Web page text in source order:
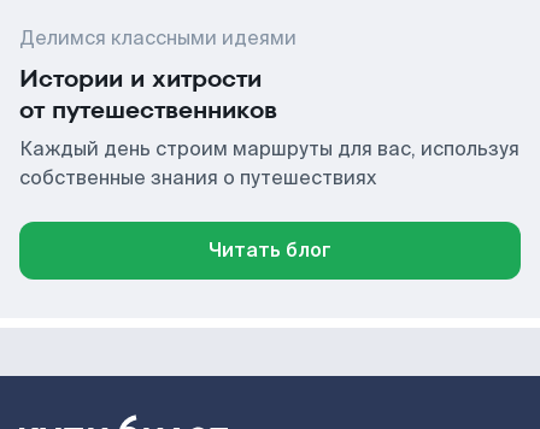
Делимся классными идеями
Истории и хитрости
от путешественников
Каждый день строим маршруты для вас, используя
собственные знания о путешествиях
Читать блог